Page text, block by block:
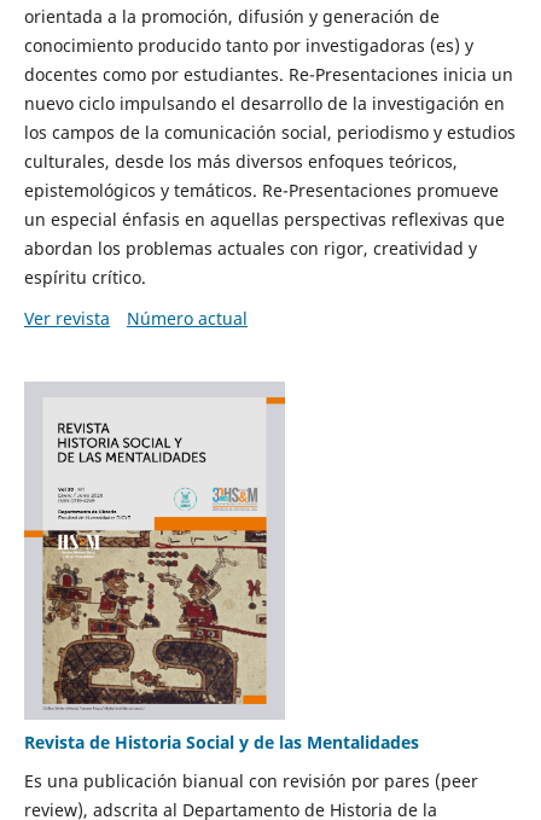
orientada a la promoción, difusión y generación de
conocimiento producido tanto por investigadoras (es) y
docentes como por estudiantes. Re-Presentaciones inicia un
nuevo ciclo impulsando el desarrollo de la investigación en
los campos de la comunicación social, periodismo y estudios
culturales, desde los más diversos enfoques teóricos,
epistemológicos y temáticos. Re-Presentaciones promueve
un especial énfasis en aquellas perspectivas reflexivas que
abordan los problemas actuales con rigor, creatividad y
espíritu crítico.
Ver revista
Número actual
Revista de Historia Social y de las Mentalidades
Es una publicación bianual con revisión por pares (peer
review), adscrita al Departamento de Historia de la